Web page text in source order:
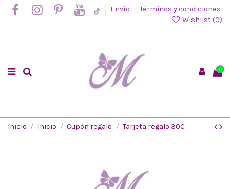
Envío
Términos y condiciones
Wishlist (0)
0
Inicio Inicio Cupón regalo Tarjeta regalo 30€